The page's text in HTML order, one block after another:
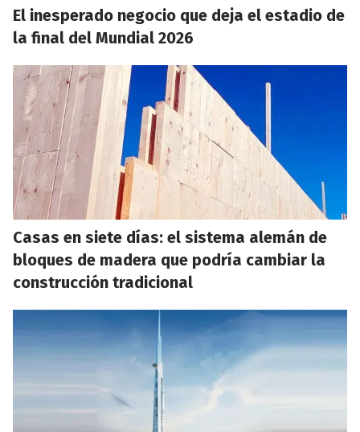
El inesperado negocio que deja el estadio de
la final del Mundial 2026
Casas en siete días: el sistema alemán de
bloques de madera que podría cambiar la
construcción tradicional